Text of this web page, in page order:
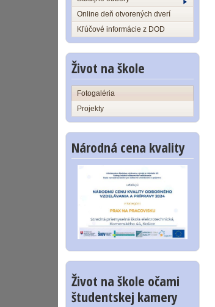
Online deň otvorených dverí
Kľúčové informácie z DOD
Život na škole
Fotogaléria
Projekty
Národná cena kvality
Život na škole očami
študentskej kamery